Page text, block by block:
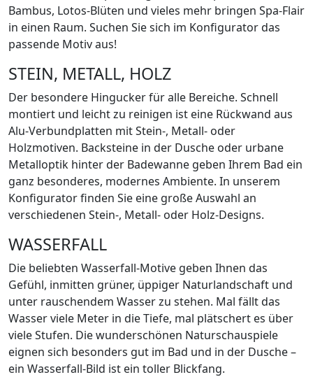
Bambus, Lotos-Blüten und vieles mehr bringen Spa-Flair
in einen Raum. Suchen Sie sich im Konfigurator das
passende Motiv aus!
STEIN, METALL, HOLZ
Der besondere Hingucker für alle Bereiche. Schnell
montiert und leicht zu reinigen ist eine Rückwand aus
Alu-Verbundplatten mit Stein-, Metall- oder
Holzmotiven. Backsteine in der Dusche oder urbane
Metalloptik hinter der Badewanne geben Ihrem Bad ein
ganz besonderes, modernes Ambiente. In unserem
Konfigurator finden Sie eine große Auswahl an
verschiedenen Stein-, Metall- oder Holz-Designs.
WASSERFALL
Die beliebten Wasserfall-Motive geben Ihnen das
Gefühl, inmitten grüner, üppiger Naturlandschaft und
unter rauschendem Wasser zu stehen. Mal fällt das
Wasser viele Meter in die Tiefe, mal plätschert es über
viele Stufen. Die wunderschönen Naturschauspiele
eignen sich besonders gut im Bad und in der Dusche –
ein Wasserfall-Bild ist ein toller Blickfang.